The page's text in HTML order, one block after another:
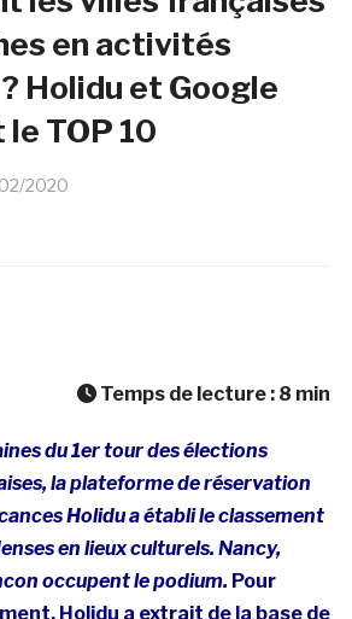
en activités
Holidu et Google
TOP 10
2020
Temps de lecture : 8 min
du 1er tour des élections
la plateforme de réservation
Holidu a établi le classement
en lieux culturels. Nancy,
occupent le podium. Pour
Holidu a extrait de la base de